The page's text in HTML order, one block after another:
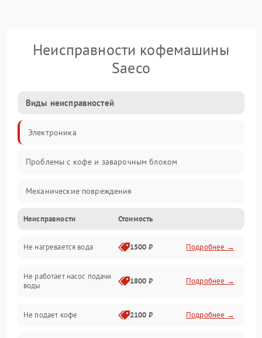
Неисправности кофемашины
Saeco
Виды неисправностей
Электроника
Проблемы с кофе и заварочным блоком
Механические повреждения
Прочие неисправности
Включение и работа
Проблемы с водой
Неисправности Стоимость
Не нагревается вода 1500 ₽ Подробнее →
Не работает насос подачи
воды
1800 ₽ Подробнее →
Не подает кофе 2100 ₽ Подробнее →